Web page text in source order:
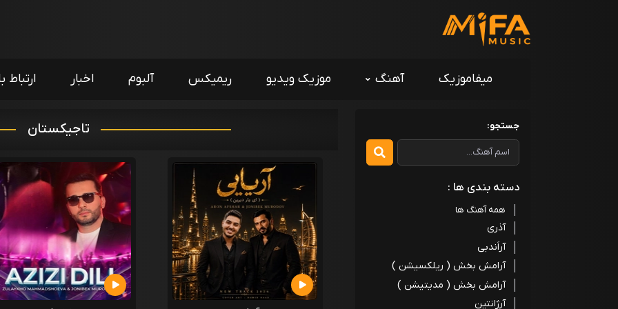
میفاموزیک آهنگ موزیک ویدیو ریمیکس آلبوم اخبار ارتباط
جستجو:
دسته بندی ها :
همه آهنگ ها
آذری
آراَندبی
آرامش بخش ( ریلکسیشن )
آرامش بخش ( مدیتیشن )
آرژانتین
تاجیکستان